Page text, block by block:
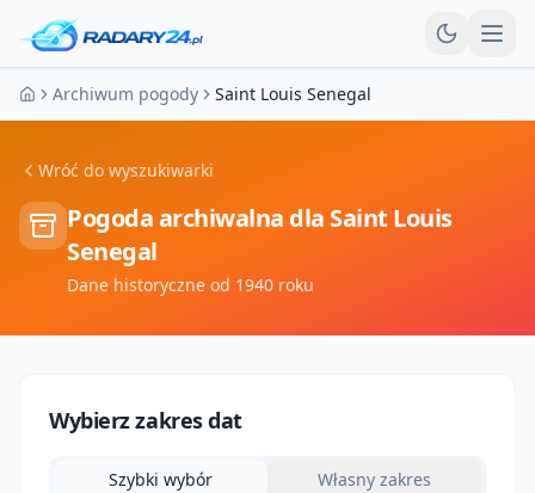
Strona główna
Archiwum pogody Saint Louis Senegal
Wróć do wyszukiwarki
Pogoda archiwalna dla Saint Louis
Senegal
Dane historyczne od 1940 roku
Wybierz zakres dat
Szybki wybór Własny zakres